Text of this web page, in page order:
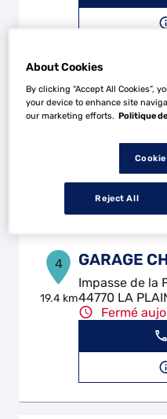
3 GARAGE
5 Route de
44740 BATZ-
Fermé
4
19.4 km
GARAGE
Impasse de la
44770 LA
Fermé
About Cookies
By clicking “Accept All Cookies”,
your device to enhance site
our marketing efforts. Politique
Reject All